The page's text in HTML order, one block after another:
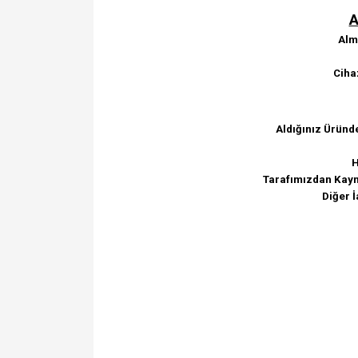
Aldığınız
Tarafımızdan
Diğer